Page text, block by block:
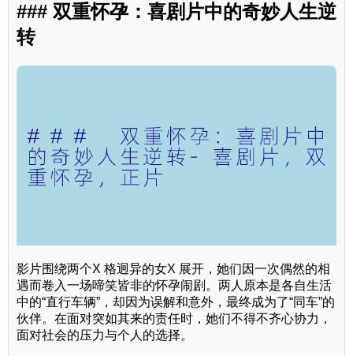
### 双重怀孕：喜剧片中的奇妙人生逆
转
影片围绕两个X 格迥异的女X 展开，她们因一次偶然的相
遇而卷入一场啼笑皆非的怀孕闹剧。两人原本是各自生活
中的“直行车辆”，却因为误解和意外，最终成为了“同车”的
伙伴。在面对突如其来的责任时，她们不得不齐心协力，
面对社会的压力与个人的选择。